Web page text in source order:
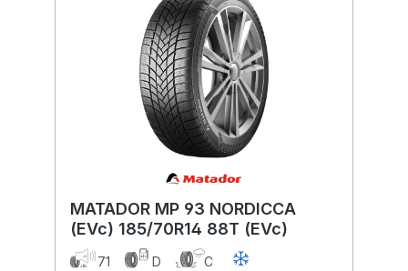
MATADOR MP 93 NORDICCA
(EVc) 185/70R14 88T (EVc)
71 D
C